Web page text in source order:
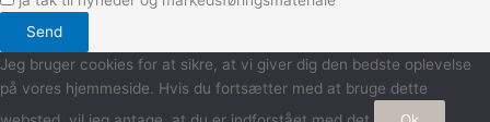
Send
Jeg bruger cookies for at sikre, at vi giver dig den bedste oplevelse
på vores hjemmeside. Hvis du fortsætter med at bruge dette